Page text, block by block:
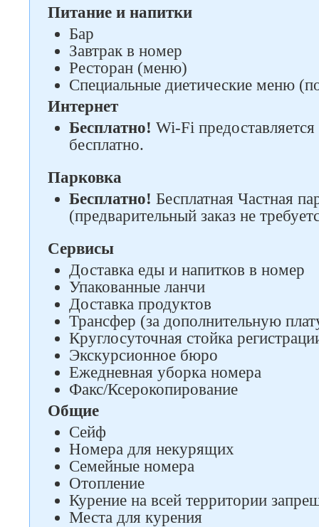
Питание и напитки
Бар
Завтрак в номер
Ресторан (меню)
Специальные диетические меню
Интернет
Бесплатно! Wi-Fi
бесплатно.
Парковка
Бесплатно! Бесплатная Частная
(предварительный заказ не
Сервисы
Доставка еды и напитков в номер
Упакованные ланчи
Доставка продуктов
Трансфер (за дополнительную
Круглосуточная стойка
Экскурсионное бюро
Ежедневная уборка номера
Факс/Ксерокопирование
Общие
Сейф
Номера для некурящих
Семейные номера
Отопление
Курение на всей территории
Места для курения